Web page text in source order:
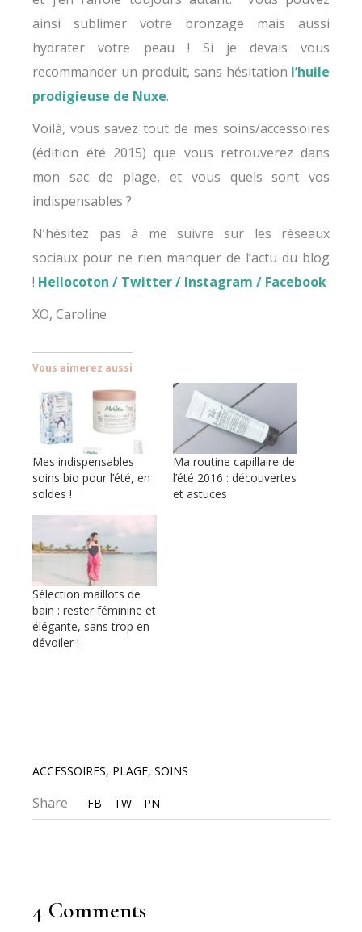
ainsi sublimer votre bronzage mais aussi
hydrater votre peau ! Si je devais vous
recommander un produit, sans hésitation l’huile
prodigieuse de Nuxe.
Voilà, vous savez tout de mes soins/accessoires
(édition été 2015) que vous retrouverez dans
mon sac de plage, et vous quels sont vos
indispensables ?
N’hésitez pas à me suivre sur les réseaux
sociaux pour ne rien manquer de l’actu du blog
! Hellocoton / Twitter/ Instagram / Facebook
XO, Caroline
Vous aimerez aussi
Mes indispensables
soins bio pour l’été, en
soldes !
Ma routine capillaire de
l’été 2016 : découvertes
et astuces
Sélection maillots de
bain : rester féminine et
élégante, sans trop en
dévoiler !
ACCESSOIRES, PLAGE,SOINS
Share FB TW PN
4 Comments